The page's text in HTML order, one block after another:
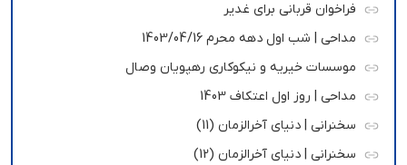
فراخوان قربانی برای غدیر
مداحی | شب اول دهه محرم 1403/04/16
موسسات خیریه و نیکوکاری رهپویان وصال
مداحی | روز اول اعتکاف 1403
سخنرانی | دنیای آخرالزمان (11)
سخنرانی | دنیای آخرالزمان (12)